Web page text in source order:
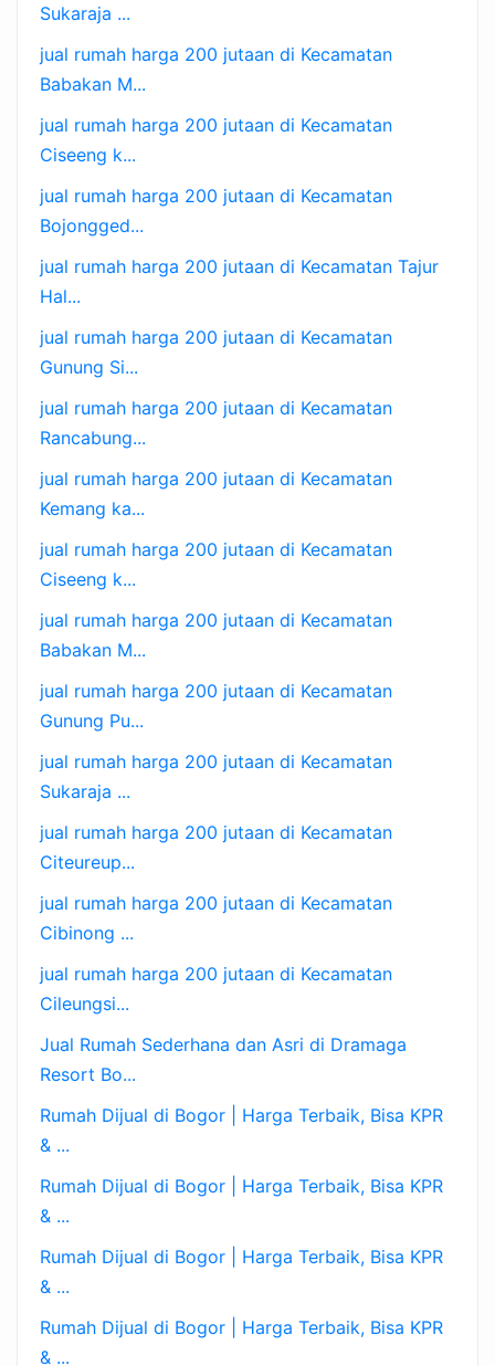
Sukaraja ...
jual rumah harga 200 jutaan di Kecamatan
Babakan M...
jual rumah harga 200 jutaan di Kecamatan
Ciseeng k...
jual rumah harga 200 jutaan di Kecamatan
Bojongged...
jual rumah harga 200 jutaan di Kecamatan Tajur
Hal...
jual rumah harga 200 jutaan di Kecamatan
Gunung Si...
jual rumah harga 200 jutaan di Kecamatan
Rancabung...
jual rumah harga 200 jutaan di Kecamatan
Kemang ka...
jual rumah harga 200 jutaan di Kecamatan
Ciseeng k...
jual rumah harga 200 jutaan di Kecamatan
Babakan M...
jual rumah harga 200 jutaan di Kecamatan
Gunung Pu...
jual rumah harga 200 jutaan di Kecamatan
Sukaraja ...
jual rumah harga 200 jutaan di Kecamatan
Citeureup...
jual rumah harga 200 jutaan di Kecamatan
Cibinong ...
jual rumah harga 200 jutaan di Kecamatan
Cileungsi...
Jual Rumah Sederhana dan Asri di Dramaga
Resort Bo...
Rumah Dijual di Bogor | Harga Terbaik, Bisa KPR
& ...
Rumah Dijual di Bogor | Harga Terbaik, Bisa KPR
& ...
Rumah Dijual di Bogor | Harga Terbaik, Bisa KPR
& ...
Rumah Dijual di Bogor | Harga Terbaik, Bisa KPR
& ...